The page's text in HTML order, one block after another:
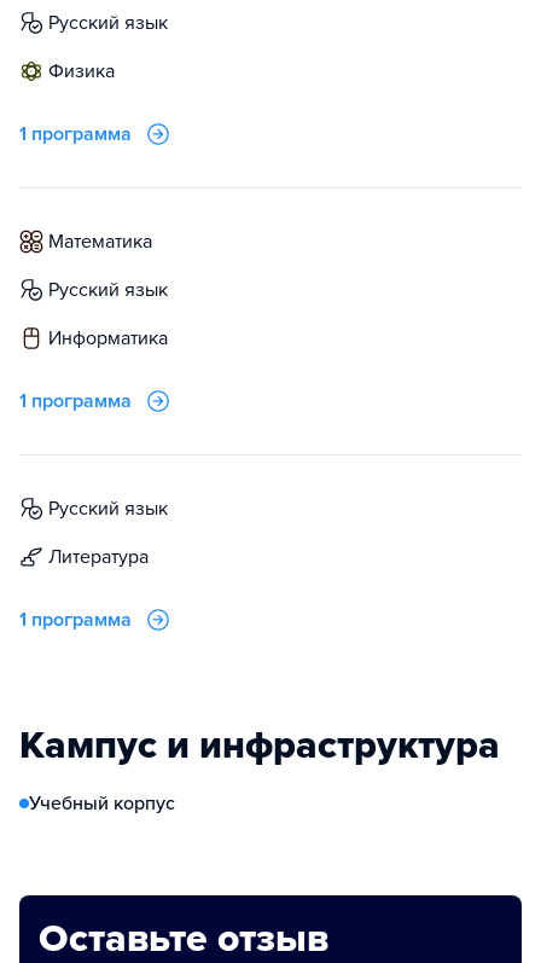
русский язык
физика
1 программа
математика
русский язык
информатика
1 программа
русский язык
литература
1 программа
Кампус и инфраструктура
Учебный корпус
Оставьте отзыв